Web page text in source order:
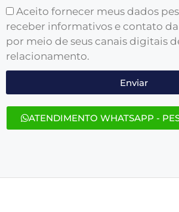
Aceito fornecer meus dados
receber informativos e contato
por meio de seus canais digitais
relacionamento.
Enviar
ATENDIMENTO WHATSAPP -